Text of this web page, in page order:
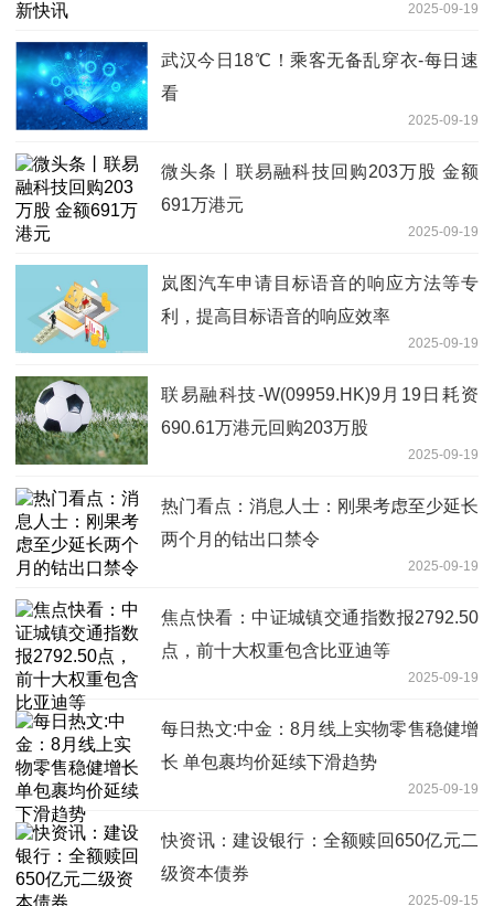
2025-09-19
武汉今日18℃！乘客无备乱穿衣-每日速
看
2025-09-19
微头条丨联易融科技回购203万股 金额
691万港元
2025-09-19
岚图汽车申请目标语音的响应方法等专
利，提高目标语音的响应效率
2025-09-19
联易融科技-W(09959.HK)9月19日耗资
690.61万港元回购203万股
2025-09-19
热门看点：消息人士：刚果考虑至少延长
两个月的钴出口禁令
2025-09-19
焦点快看：中证城镇交通指数报2792.50
点，前十大权重包含比亚迪等
2025-09-19
每日热文:中金：8月线上实物零售稳健增
长 单包裹均价延续下滑趋势
2025-09-19
快资讯：建设银行：全额赎回650亿元二
级资本债券
2025-09-15